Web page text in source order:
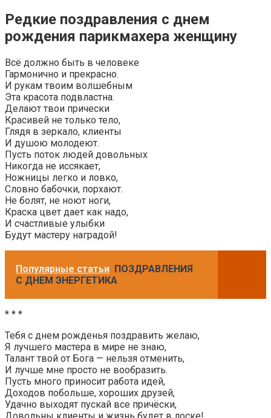
Редкие поздравления с днем
рождения парикмахера женщину
Всё должно быть в человеке
Гармонично и прекрасно.
И рукам твоим волшебным
Эта красота подвластна.
Делают твои прически
Красивей не только тело,
Глядя в зеркало, клиенты
И душою молодеют.
Пусть поток людей довольных
Никогда не иссякает,
Ножницы легко и ловко,
Словно бабочки, порхают.
Не болят, не ноют ноги,
Краска цвет дает как надо,
И счастливые улыбки
Будут мастеру наградой!
Популярные статьи ПОЗДРАВЛЕНИЯ
С ДНЕМ ЭНЕРГЕТИКА
* * *
Тебя с днем рожденья поздравить желаю,
Я лучшего мастера в мире не знаю,
Талант твой от Бога — нельзя отменить,
И лучше мне просто не вообразить.
Пусть много приносит работа идей,
Доходов побольше, хороших друзей,
Удачно выходят пускай все причёски,